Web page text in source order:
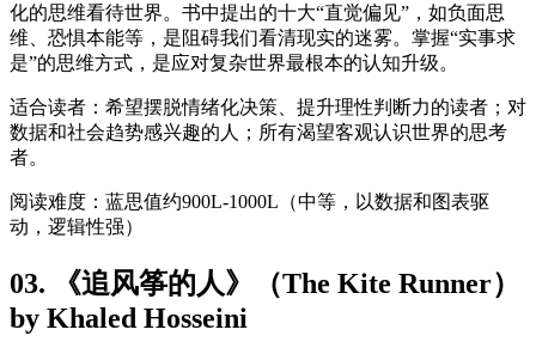
化的思维看待世界。书中提出的十大“直觉偏见”，如负面思
维、恐惧本能等，是阻碍我们看清现实的迷雾。掌握“实事求
是”的思维方式，是应对复杂世界最根本的认知升级。
适合读者：希望摆脱情绪化决策、提升理性判断力的读者；对
数据和社会趋势感兴趣的人；所有渴望客观认识世界的思考
者。
阅读难度：蓝思值约900L-1000L（中等，以数据和图表驱
动，逻辑性强）
03. 《追风筝的人》（The Kite Runner）
by Khaled Hosseini